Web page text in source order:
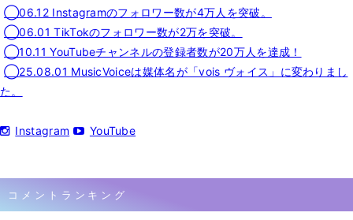
◯06.12 Instagramのフォロワー数が4万人を突破。
◯06.01 TikTokのフォロワー数が2万を突破。
◯10.11 YouTubeチャンネルの登録者数が20万人を達成！
◯25.08.01 MusicVoiceは媒体名が「vois ヴォイス」に変わりまし
た。
Instagram YouTube
コメントランキング